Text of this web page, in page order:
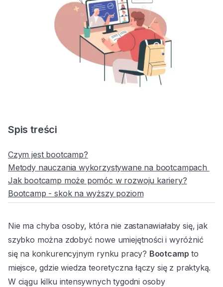
Spis treści
Czym jest bootcamp?
Metody nauczania wykorzystywane na bootcampach
Jak bootcamp może pomóc w rozwoju kariery?
Bootcamp - skok na wyższy poziom
Nie ma chyba osoby, która nie zastanawiałaby się, jak
szybko można zdobyć nowe umiejętności i wyróżnić
się na konkurencyjnym rynku pracy? Bootcamp to
miejsce, gdzie wiedza teoretyczna łączy się z praktyką.
W ciągu kilku intensywnych tygodni osoby